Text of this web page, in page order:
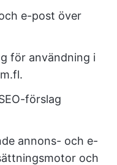
e-post över
för användning i
förslag
annons- och e-
och